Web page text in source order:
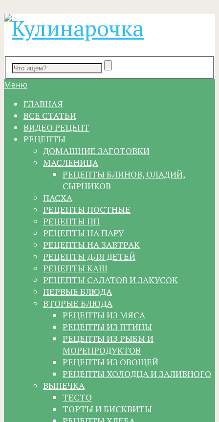
Меню
ГЛАВНАЯ
ВСЕ СТАТЬИ
ВИДЕО РЕЦЕПТ
РЕЦЕПТЫ
ДОМАШНИЕ ЗАГОТОВКИ
МАСЛЕНИЦА
РЕЦЕПТЫ БЛИНОВ, ОЛАДИЙ,
СЫРНИКОВ
ПАСХА
РЕЦЕПТЫ ПОСТНЫЕ
РЕЦЕПТЫ ПП
РЕЦЕПТЫ НА ПАРУ
РЕЦЕПТЫ НА ЗАВТРАК
РЕЦЕПТЫ ДЛЯ ДЕТЕЙ
РЕЦЕПТЫ КАШ
РЕЦЕПТЫ САЛАТОВ И ЗАКУСОК
ПЕРВЫЕ БЛЮДА
ВТОРЫЕ БЛЮДА
РЕЦЕПТЫ ИЗ МЯСА
РЕЦЕПТЫ ИЗ ПТИЦЫ
РЕЦЕПТЫ ИЗ РЫБЫ И
МОРЕПРОДУКТОВ
РЕЦЕПТЫ ИЗ ОВОЩЕЙ
РЕЦЕПТЫ ХОЛОДЦА И ЗАЛИВНОГО
ВЫПЕЧКА
ТЕСТО
ТОРТЫ И БИСКВИТЫ